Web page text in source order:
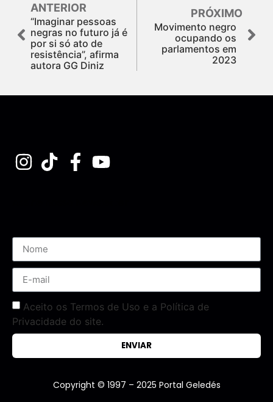
ANTERIOR
“Imaginar pessoas
negras no futuro já é
por si só ato de
resistência”, afirma
autora GG Diniz
PRÓXIMO
Movimento negro
ocupando os
parlamentos em
2023
Aceito os Termos de Uso e a Política de
Privacidade do site.
ENVIAR
Copyright © 1997 – 2025 Portal Geledés